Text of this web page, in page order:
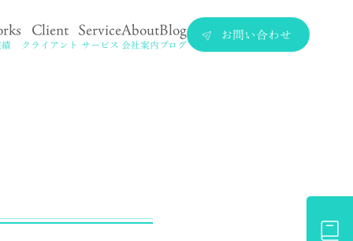
Client
クライアント
Service
サービス
About
会社案内
Blog
ブログ お問い合わせ